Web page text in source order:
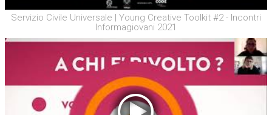
Servizio Civile Universale | Young Creative Toolkit #2 - Incontri
Informagiovani 2021